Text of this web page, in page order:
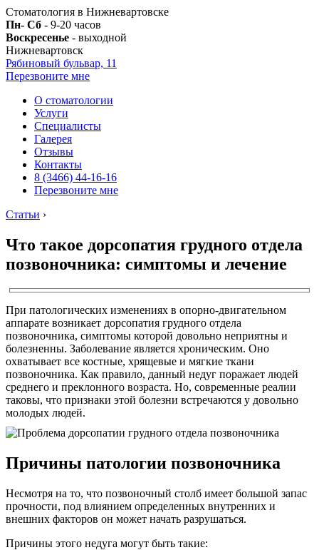
Стоматология в Нижневартовске
Пн- Сб - 9-20 часов
Воскресенье - выходной
Нижневартовск
Рябиновый бульвар, 11
Перезвоните мне
О стоматологии
Услуги
Специалисты
Галерея
Отзывы
Контакты
8 (3466) 44-16-16
Перезвоните мне
Статьи ›
Что такое дорсопатия грудного отдела
позвоночника: симптомы и лечение
При патологических изменениях в опорно-двигательном
аппарате возникает дорсопатия грудного отдела
позвоночника, симптомы которой довольно неприятны и
болезненны. Заболевание является хроническим. Оно
охватывает все костные, хрящевые и мягкие ткани
позвоночника. Как правило, данный недуг поражает людей
среднего и преклонного возраста. Но, современные реалии
таковы, что признаки этой болезни встречаются у довольно
молодых людей.
Причины патологии позвоночника
Несмотря на то, что позвоночный столб имеет большой запас
прочности, под влиянием определенных внутренних и
внешних факторов он может начать разрушаться.
Причины этого недуга могут быть такие: